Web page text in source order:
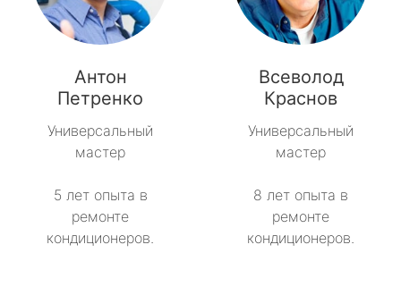
Антон
Петренко
Универсальный
мастер
5 лет опыта в
ремонте
кондиционеров.
Всеволод
Краснов
Универсальный
мастер
8 лет опыта в
ремонте
кондиционеров.